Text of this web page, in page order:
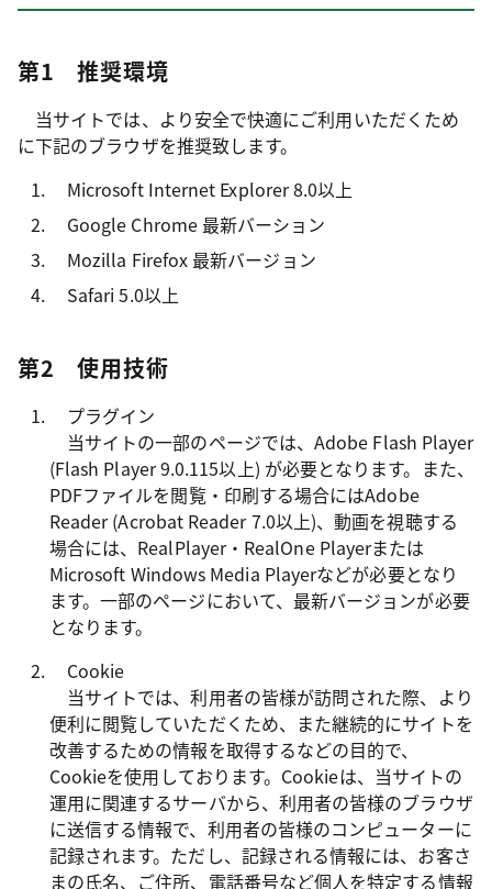
第1 推奨環境
当サイトでは、より安全で快適にご利用いただくため
に下記のブラウザを推奨致します。
Microsoft Internet Explorer 8.0以上
Google Chrome 最新バーション
Mozilla Firefox 最新バージョン
Safari 5.0以上
第2 使用技術
プラグイン
当サイトの一部のページでは、Adobe Flash Player
(Flash Player 9.0.115以上) が必要となります。また、
PDFファイルを閲覧・印刷する場合にはAdobe
Reader (Acrobat Reader 7.0以上)、動画を視聴する
場合には、RealPlayer・RealOne Playerまたは
Microsoft Windows Media Playerなどが必要となり
ます。一部のページにおいて、最新バージョンが必要
となります。
Cookie
当サイトでは、利用者の皆様が訪問された際、より
便利に閲覧していただくため、また継続的にサイトを
改善するための情報を取得するなどの目的で、
Cookieを使用しております。Cookieは、当サイトの
運用に関連するサーバから、利用者の皆様のブラウザ
に送信する情報で、利用者の皆様のコンピューターに
記録されます。ただし、記録される情報には、お客さ
まの氏名、ご住所、電話番号など個人を特定する情報